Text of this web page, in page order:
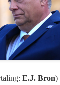
E.J. Bron)